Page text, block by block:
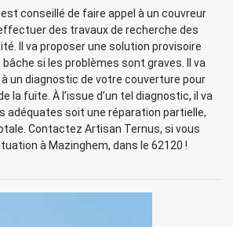
conseillé de faire appel à un couvreur
des travaux de recherche des
Il va proposer une solution provisoire
bâche si les problèmes sont graves. Il va
un diagnostic de votre couverture pour
la fuite. À l’issue d’un tel diagnostic, il va
adéquates soit une réparation partielle,
Contactez Artisan Ternus, si vous
à Mazinghem, dans le 62120 !